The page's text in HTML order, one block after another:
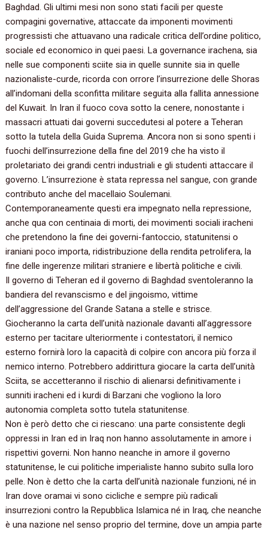
Baghdad. Gli ultimi mesi non sono stati facili per queste
compagini governative, attaccate da imponenti movimenti
progressisti che attuavano una radicale critica dell’ordine politico,
sociale ed economico in quei paesi. La governance irachena, sia
nelle sue componenti sciite sia in quelle sunnite sia in quelle
nazionaliste-curde, ricorda con orrore l’insurrezione delle Shoras
all’indomani della sconfitta militare seguita alla fallita annessione
del Kuwait. In Iran il fuoco cova sotto la cenere, nonostante i
massacri attuati dai governi succedutesi al potere a Teheran
sotto la tutela della Guida Suprema. Ancora non si sono spenti i
fuochi dell’insurrezione della fine del 2019 che ha visto il
proletariato dei grandi centri industriali e gli studenti attaccare il
governo. L’insurrezione è stata repressa nel sangue, con grande
contributo anche del macellaio Soulemani.
Contemporaneamente questi era impegnato nella repressione,
anche qua con centinaia di morti, dei movimenti sociali iracheni
che pretendono la fine dei governi-fantoccio, statunitensi o
iraniani poco importa, ridistribuzione della rendita petrolifera, la
fine delle ingerenze militari straniere e libertà politiche e civili.
Il governo di Teheran ed il governo di Baghdad sventoleranno la
bandiera del revanscismo e del jingoismo, vittime
dell’aggressione del Grande Satana a stelle e strisce.
Giocheranno la carta dell’unità nazionale davanti all’aggressore
esterno per tacitare ulteriormente i contestatori, il nemico
esterno fornirà loro la capacità di colpire con ancora più forza il
nemico interno. Potrebbero addirittura giocare la carta dell’unità
Sciita, se accetteranno il rischio di alienarsi definitivamente i
sunniti iracheni ed i kurdi di Barzani che vogliono la loro
autonomia completa sotto tutela statunitense.
Non è però detto che ci riescano: una parte consistente degli
oppressi in Iran ed in Iraq non hanno assolutamente in amore i
rispettivi governi. Non hanno neanche in amore il governo
statunitense, le cui politiche imperialiste hanno subito sulla loro
pelle. Non è detto che la carta dell’unità nazionale funzioni, né in
Iran dove oramai vi sono cicliche e sempre più radicali
insurrezioni contro la Repubblica Islamica né in Iraq, che neanche
è una nazione nel senso proprio del termine, dove un ampia parte